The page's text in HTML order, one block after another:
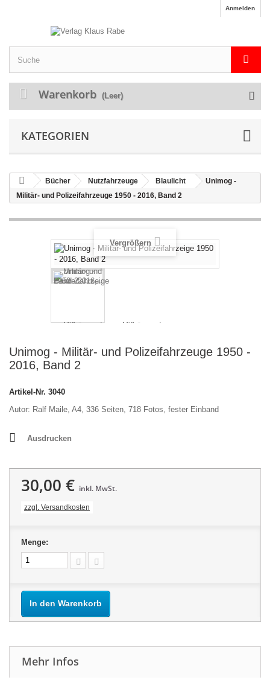
Anmelden
Warenkorb (Leer)
KATEGORIEN
Bücher Nutzfahrzeuge Blaulicht
Unimog -
Militär- und Polizeifahrzeuge 1950 - 2016, Band 2
Vergrößern
Unimog - Militär- und Polizeifahrzeuge 1950 -
2016, Band 2
Artikel-Nr. 3040
Autor: Ralf Maile, A4, 336 Seiten, 718 Fotos, fester Einband
Ausdrucken
30,00 € inkl. MwSt.
zzgl. Versandkosten
Menge:
In den Warenkorb
Mehr Infos